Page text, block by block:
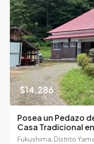
$14,286
Posea un Pedazo
Casa Tradicional
Fukushima, Distrito